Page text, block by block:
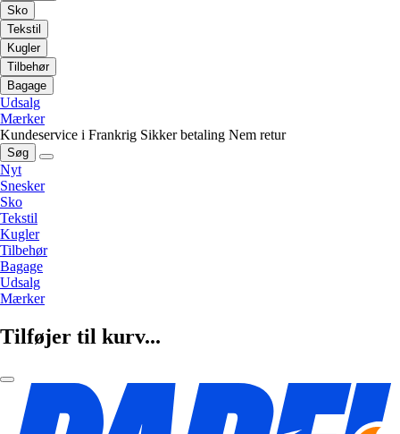
Sko
Tekstil
Kugler
Tilbehør
Bagage
Udsalg
Mærker
Kundeservice i Frankrig Sikker betaling Nem retur
Søg
Nyt
Snesker
Sko
Tekstil
Kugler
Tilbehør
Bagage
Udsalg
Mærker
Tilføjer til kurv...